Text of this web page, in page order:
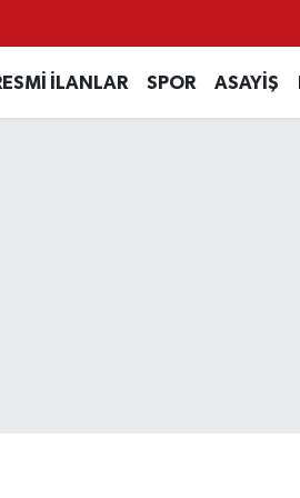
İLANLAR SPOR ASAYİŞ